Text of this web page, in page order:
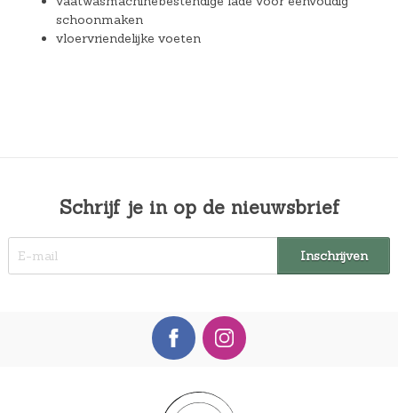
schoonmaken
vloervriendelijke voeten
Schrijf je in op de nieuwsbrief